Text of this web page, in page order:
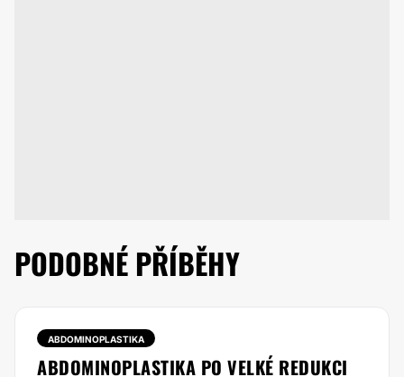
PODOBNÉ PŘÍBĚHY
ABDOMINOPLASTIKA
ABDOMINOPLASTIKA PO VELKÉ REDUKCI